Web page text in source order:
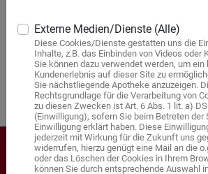
Sonnen-Apotheke
Externe Medien/Dienste (Alle)
Diese Cookies/Dienste gestatten uns die
Inhalte, z.B. das Einbinden von Videos oder
Sie können dazu verwendet werden, um ein
Kundenerlebnis auf dieser Site zu
Sie nächstliegende Apotheke anzuzeigen.
Rechtsgrundlage für die Verarbeitung von
zu diesen Zwecken ist Art. 6 Abs. 1 lit. a)
(Einwilligung), sofern Sie beim Betreten der
Einwilligung erklärt haben. Diese
jederzeit mit Wirkung für die Zukunft uns
widerrufen, hierzu genügt eine Mail an die
oder das Löschen der Cookies in Ihrem
können Sie durch entsprechende Auswahl